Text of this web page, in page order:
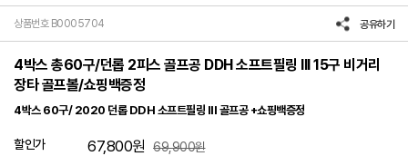
상품번호 B0005704 공유하기
4박스 총60구/던롭 2피스 골프공 DDH 소프트필링 III 15구 비거리
장타 골프볼/쇼핑백증정
4박스 60구/ 2020 던롭 DDH 소프트필링 III 골프공 +쇼핑백증정
할인가 67,800원 69,900원